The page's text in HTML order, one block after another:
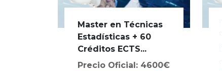
Master en Técnicas
Estadísticas + 60
Créditos ECTS...
Precio Oficial: 4600€